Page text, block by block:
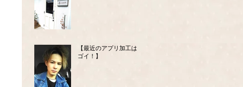
【最近のアプリ加工はス
ゴイ！】